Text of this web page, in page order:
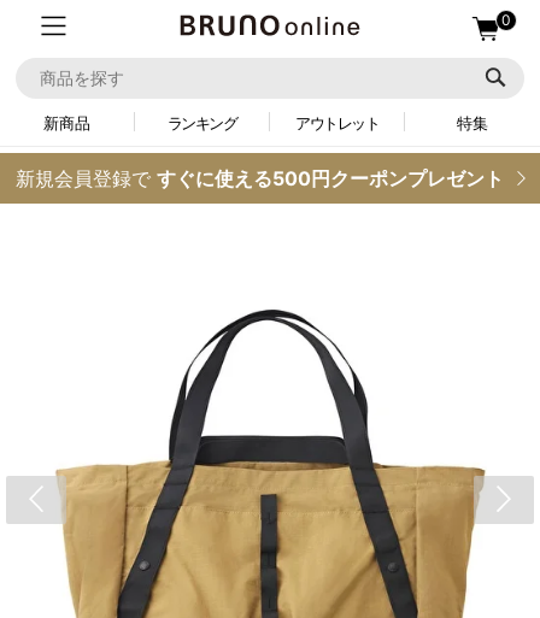
0
新商品 ランキング アウトレット 特集
新規会員登録で すぐに使える500円クーポンプレゼント